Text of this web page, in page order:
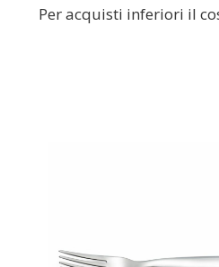
Per acquisti inferiori il